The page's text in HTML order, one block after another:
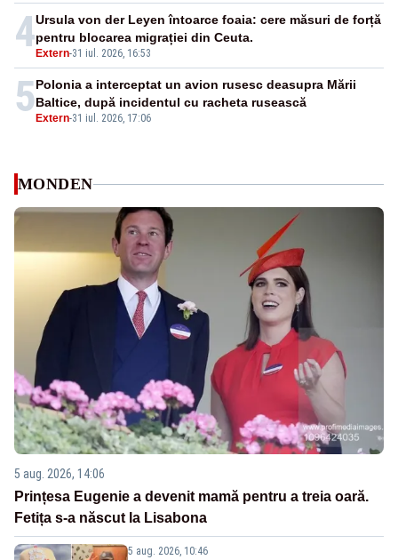
4 Extern-31 iul. 2026, 16:53
Ursula von der Leyen întoarce foaia: cere măsuri de forță
pentru blocarea migrației din Ceuta.
5 Extern-31 iul. 2026, 17:06
Polonia a interceptat un avion rusesc deasupra Mării
Baltice, după incidentul cu racheta rusească
MONDEN
5 aug. 2026, 14:06
Prințesa Eugenie a devenit mamă pentru a treia oară.
Fetița s-a născut la Lisabona
5 aug. 2026, 10:46